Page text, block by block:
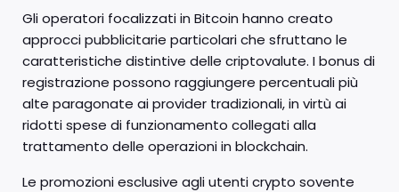
Gli operatori focalizzati in Bitcoin hanno creato
approcci pubblicitarie particolari che sfruttano le
caratteristiche distintive delle criptovalute. I bonus di
registrazione possono raggiungere percentuali più
alte paragonate ai provider tradizionali, in virtù ai
ridotti spese di funzionamento collegati alla
trattamento delle operazioni in blockchain.
Le promozioni esclusive agli utenti crypto sovente